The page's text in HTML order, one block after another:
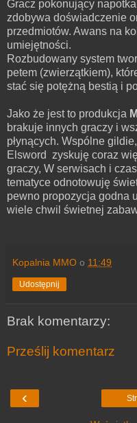
Gracz pokonujący
zdobywa doświadczenie
przedmiotów. Awans na
umiejętności.
Rozbudowany system
petem (zwierzątkiem),
stać się potężną bestią i
Jako że jest to produkcja
brakuje innych graczy i
płynących. Wspólne
Elsword zyskuję coraz
graczy, W serwisach i
tematyce odnotowuję
pewno propozycja godna
wiele chwil świetnej
Kopalnia MMO o 11:49
Udostępnij
Brak komentarzy:
Prześlij komentarz
‹